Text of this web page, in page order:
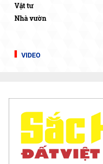
Vật tư
Nhà vườn
VIDEO